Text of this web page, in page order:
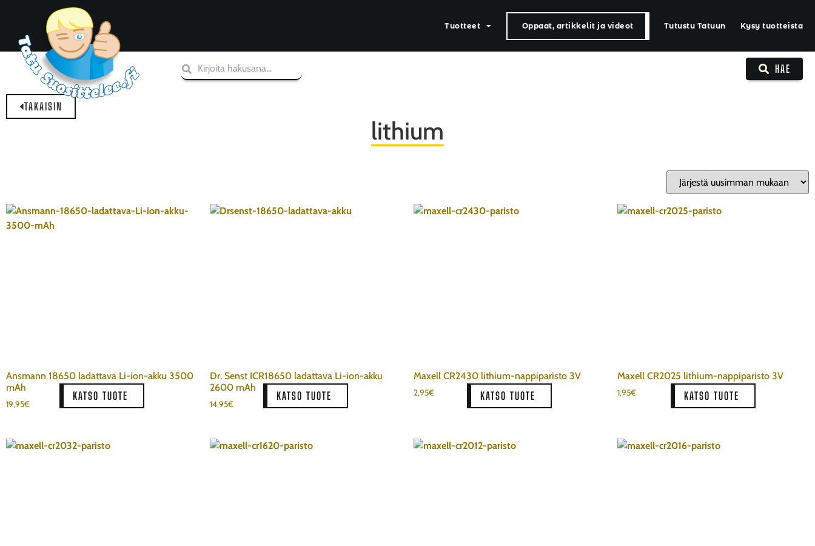
Tuotteet Oppaat, artikkelit ja videot Tutustu Tatuun Kysy tuotteista
HAE
TAKAISIN
lithium
Ansmann 18650 ladattava Li-ion-akku 3500
mAh
19,95€
KATSO TUOTE
Dr. Senst ICR18650 ladattava Li-ion-akku
2600 mAh
14,95€
KATSO TUOTE
Maxell CR2430 lithium-nappiparisto 3V
2,95€ KATSO TUOTE
Maxell CR2025 lithium-nappiparisto 3V
1,95€ KATSO TUOTE